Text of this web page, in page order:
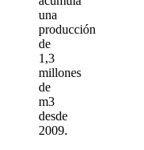
una
producción
de
1,3
millones
de
m3
desde
2009.